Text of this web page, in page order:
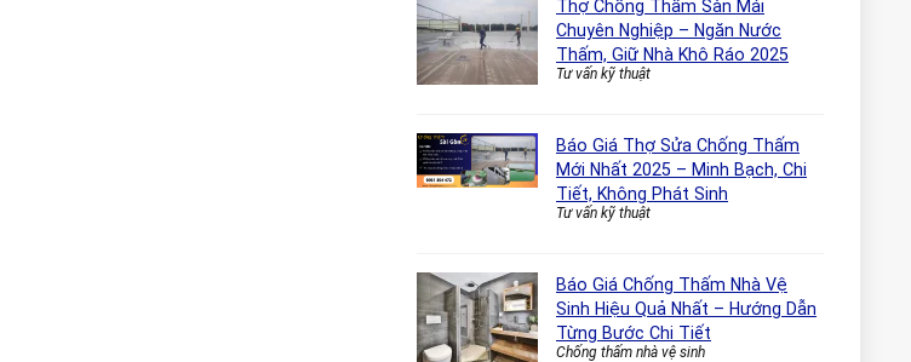
Thợ Chống Thấm Sàn Mái
Chuyên Nghiệp – Ngăn Nước
Thấm, Giữ Nhà Khô Ráo 2025
Tư vấn kỹ thuật
Báo Giá Thợ Sửa Chống Thấm
Mới Nhất 2025 – Minh Bạch, Chi
Tiết, Không Phát Sinh
Tư vấn kỹ thuật
Báo Giá Chống Thấm Nhà Vệ
Sinh Hiệu Quả Nhất – Hướng Dẫn
Từng Bước Chi Tiết
Chống thấm nhà vệ sinh